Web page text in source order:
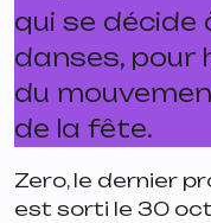
qui se décide
danses, pour
du
de la fête.
Zero, le dernier
est sorti le 30